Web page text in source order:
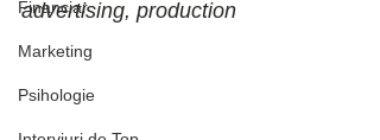
Financiar
Marketing
Psihologie
advertising, production